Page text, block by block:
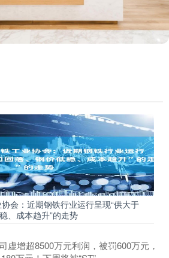
会：近期钢铁行业运行呈现“供大于
、成本趋升”的走势
虚增超8500万元利润，被罚600万元，